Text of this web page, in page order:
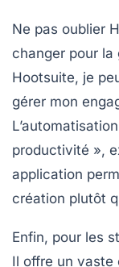
Ne pas oublier
changer pour la
Hootsuite, je
gérer mon
productivité »,
application
création plutôt
Enfin, pour les
Il offre un vaste